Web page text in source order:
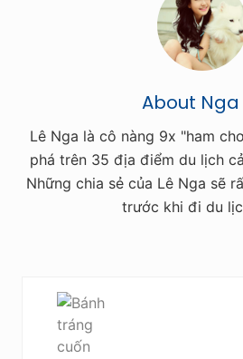
About Nga
Lê Nga là cô nàng 9x "ham
phá trên 35 địa điểm du lịch
Những chia sẻ của Lê Nga sẽ
trước khi đi du